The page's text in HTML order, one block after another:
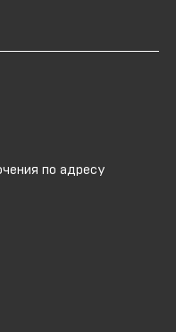
по адресу